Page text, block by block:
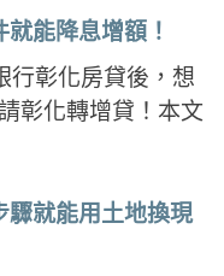
能降息增額！
行彰化房貸後，想
彰化轉增貸！本文
驟就能用土地換現